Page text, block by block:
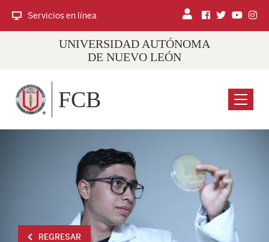
Servicios en línea
UNIVERSIDAD AUTÓNOMA
DE NUEVO LEÓN
Menu
FCB
REGRESAR